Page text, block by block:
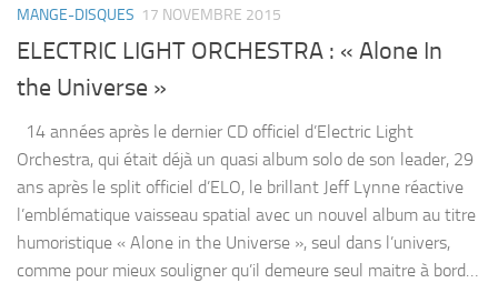
MANGE-DISQUES 17 NOVEMBRE 2015
ELECTRIC LIGHT ORCHESTRA : « Alone In
the Universe »
14 années après le dernier CD officiel d’Electric Light
Orchestra, qui était déjà un quasi album solo de son leader, 29
ans après le split officiel d’ELO, le brillant Jeff Lynne réactive
l’emblématique vaisseau spatial avec un nouvel album au titre
humoristique « Alone in the Universe », seul dans l’univers,
comme pour mieux souligner qu’il demeure seul maitre à bord…